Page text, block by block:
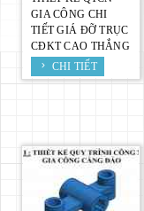
GIA CÔNG CHI
TIẾT GIÁ ĐỠ TRỤC
CĐKT CAO THẮNG
CHI TIẾT